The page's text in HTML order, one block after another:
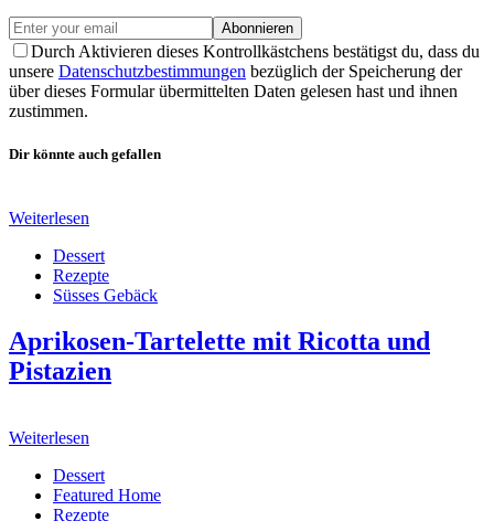
Abonnieren
Durch Aktivieren dieses Kontrollkästchens bestätigst du, dass du
unsere Datenschutzbestimmungen bezüglich der Speicherung der
über dieses Formular übermittelten Daten gelesen hast und ihnen
zustimmen.
Dir könnte auch gefallen
Weiterlesen
Dessert
Rezepte
Süsses Gebäck
Aprikosen-Tartelette mit Ricotta und
Pistazien
Weiterlesen
Dessert
Featured Home
Rezepte